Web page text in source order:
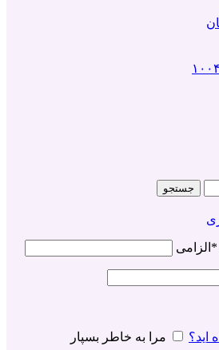
جستجو
* الزامی
اید؟ مرا به خاطر بسپار